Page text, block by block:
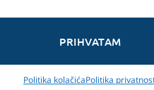
PRIHVATAM
Politika kolačićaPolitika